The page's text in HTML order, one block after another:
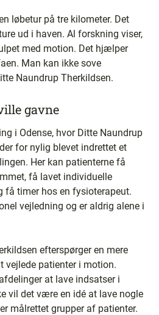
løbetur på tre kilometer. Det
ud i haven. Al forskning viser,
med motion. Det hjælper
Man kan ikke sove
Naundrup Therkildsen.
gavne
i Odense, hvor Ditte Naundrup
for nylig blevet indrettet et
Her kan patienterne få
få lavet individuelle
timer hos en fysioterapeut.
vejledning og er aldrig alene i
efterspørger en mere
patienter i motion.
at lave indsatser i
vil det være en idé at lave nogle
målrettet grupper af patienter.